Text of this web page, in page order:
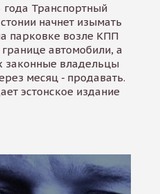
года Транспортный
начнет изымать
парковке возле КПП
автомобили, а
законные владельцы
месяц - продавать.
эстонское издание